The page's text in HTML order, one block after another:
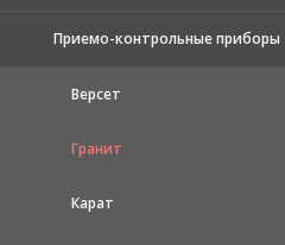
Приемо-контрольные приборы
Версет
Гранит
Карат